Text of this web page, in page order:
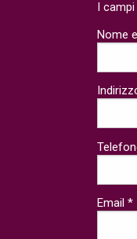
I
Nome
Email *